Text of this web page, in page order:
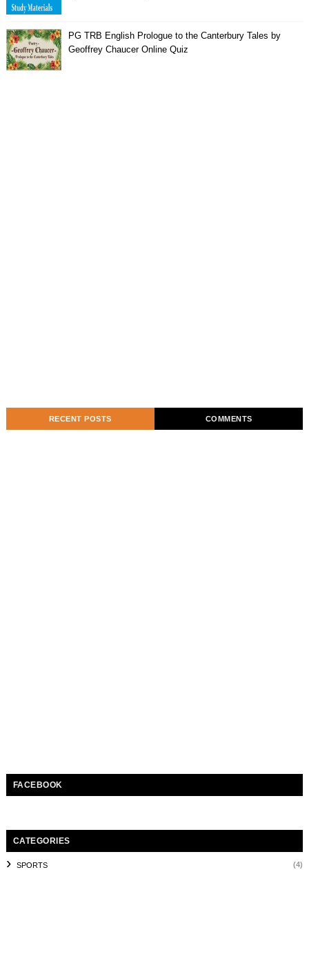
PG TRB English Prologue to the Canterbury Tales by
Geoffrey Chaucer Online Quiz
RECENT POSTS COMMENTS
FACEBOOK
CATEGORIES
SPORTS (4)